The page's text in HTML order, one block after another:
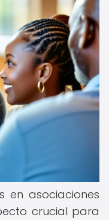
en asociaciones
crucial para